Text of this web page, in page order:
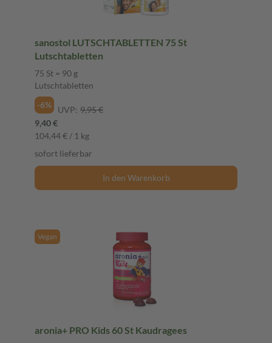
sanostol LUTSCHTABLETTEN 75 St
Lutschtabletten
75 St = 90 g
Lutschtabletten
-6%
UVP: 9,95 €
9,40 €
104,44 € / 1 kg
sofort lieferbar
In den Warenkorb
Vegan
aronia+ PRO Kids 60 St Kaudragees